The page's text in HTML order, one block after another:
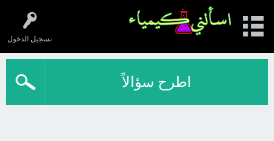
تسجيل الدخول
اطرح سؤالاً